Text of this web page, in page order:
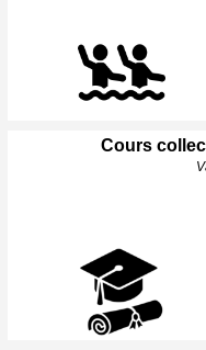
Cours